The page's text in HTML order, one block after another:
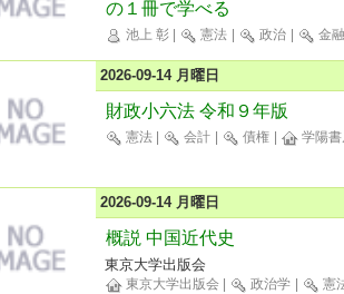
の１冊で学べる
池上 彰 憲法 政治 金融
2026-09-14 月曜日
財政小六法 令和９年版
憲法 会計 債権 学陽書
2026-09-14 月曜日
概説 中国近代史
東京大学出版会
東京大学出版会 政治学 憲